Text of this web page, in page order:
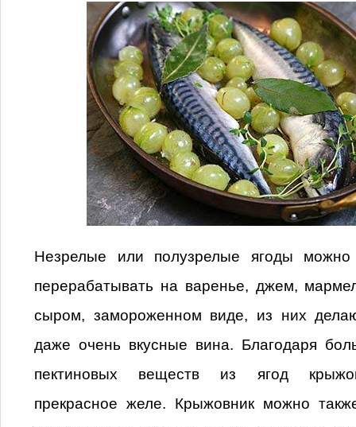
Незрелые или полузрелые ягоды можно
перерабатывать на варенье, джем,
сыром, замороженном виде, из них
даже очень вкусные вина. Благодаря
пектиновых веществ из ягод
прекрасное желе. Крыжовник можно